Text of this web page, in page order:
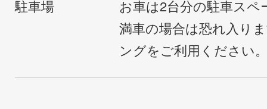
駐車場
お車は2台分の駐車ス
満車の場合は恐れ入り
ングをご利用ください